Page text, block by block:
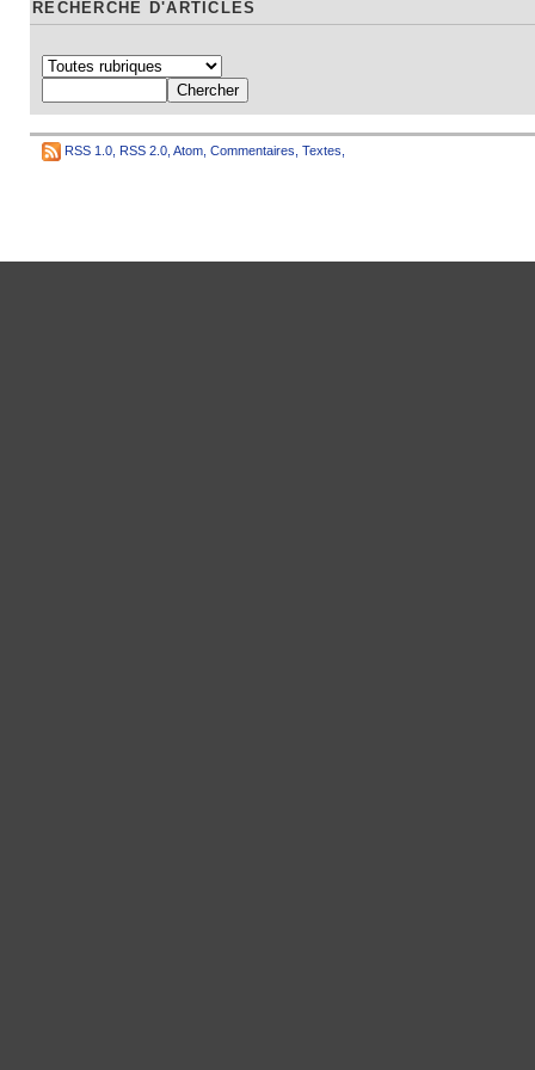
RECHERCHE D'ARTICLES
RSS 1.0 RSS 2.0 Atom Commentaires Textes